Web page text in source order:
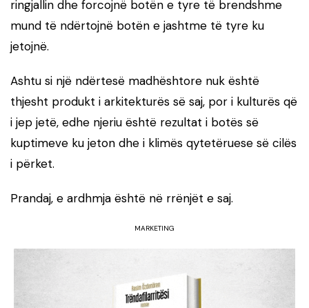
ringjallin dhe forcojnë botën e tyre të brendshme
mund të ndërtojnë botën e jashtme të tyre ku
jetojnë.
Ashtu si një ndërtesë madhështore nuk është
thjesht produkt i arkitekturës së saj, por i kulturës që
i jep jetë, edhe njeriu është rezultat i botës së
kuptimeve ku jeton dhe i klimës qytetëruese së cilës
i përket.
Prandaj, e ardhmja është në rrënjët e saj.
MARKETING